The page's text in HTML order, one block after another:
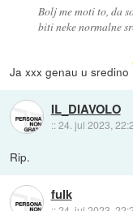
Bolj me moti to, da
biti neke normalne
Ja xxx genau u sredino
IL_DIAVOLO
::24. jul 2023,
Rip.
fulk